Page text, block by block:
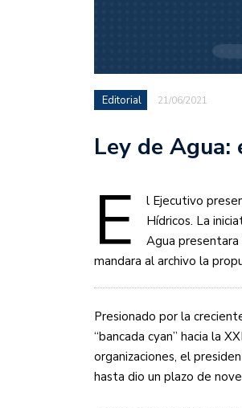
Editorial 21/06/2021
Ley de
E
l Ejecutivo
Hídricos. La
Agua presentara
mandara al archivo la
Presionado por la
“bancada cyan” hacia la
organizaciones, el
hasta dio un plazo de